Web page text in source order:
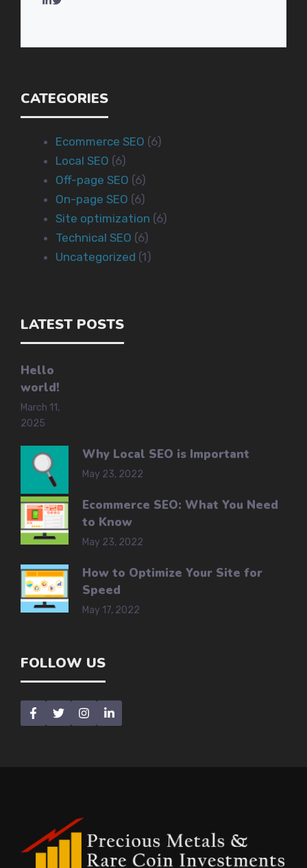
CATEGORIES
Ecommerce SEO (6)
Local SEO (6)
Off-page SEO (6)
On-page SEO (6)
Site optimization (6)
Technical SEO (6)
Uncategorized (1)
LATEST POSTS
Hello
world!
March 11,
2025
Why Local SEO is Important
May 23, 2022
Ecommerce SEO: What You Need
to Know
May 23, 2022
How to Optimize Your Site for
Speed
May 17, 2022
FOLLOW US